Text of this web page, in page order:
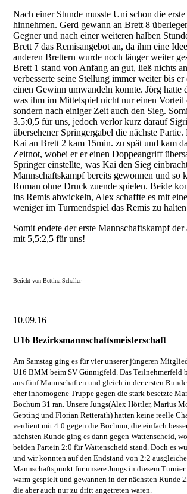
Nach einer Stunde musste Uni schon die
hinnehmen. Gerd gewann an Brett 8
Gegner und nach einer weiteren halben
Brett 7 das Remisangebot an, da ihm eine
anderen Brettern wurde noch länger weiter
Brett 1 stand von Anfang an gut, ließ nichts
verbesserte seine Stellung immer weiter bis er
einen Gewinn umwandeln konnte. Jörg hatte
was ihm im Mittelspiel nicht nur einen Vorteil
sondern nach einiger Zeit auch den Sieg.
3.5:0,5 für uns, jedoch verlor kurz darauf
übersehener Springergabel die nächste
Kai an Brett 2 kam 15min. zu spät und kam
Zeitnot, wobei er er einen Doppeangriff
Springer einstellte, was Kai den Sieg
Mannschaftskampf bereits gewonnen und so
Roman ohne Druck zuende spielen. Beide
ins Remis abwickeln, Alex schaffte es mit
weniger im Turmendspiel das Remis zu
Somit endete der erste Mannschaftskampf der
mit 5,5:2,5 für uns!
Bericht von Bettina Schaller
10.09.16
U16 Bezirksmannschaftsmeisterschaft
Am Samstag ging es für vier unserer jüngeren
U16 BMM beim SV Günnigfeld. Das Teilnehmerfeld
aus fünf Mannschaften und gleich in der ersten
eher inhomogene Truppe gegen die stark besetzte
Bochum 31 ran. Unsere Jungs(Alex Höttler, Marius
Gepting und Florian Retterath) hatten keine reelle
verdient mit 4:0 gegen die Bochum, die einfach
nächsten Runde ging es dann gegen Wattenscheid,
beiden Partein 2:0 für Wattenscheid stand. Doch es
und wir konnten auf den Endstand von 2:2
Mannschaftspunkt für unsere Jungs in diesem
warm gespielt und gewannen in der nächsten Runde
die aber auch nur zu dritt